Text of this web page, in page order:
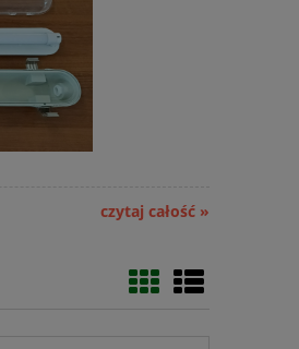
czytaj całość »